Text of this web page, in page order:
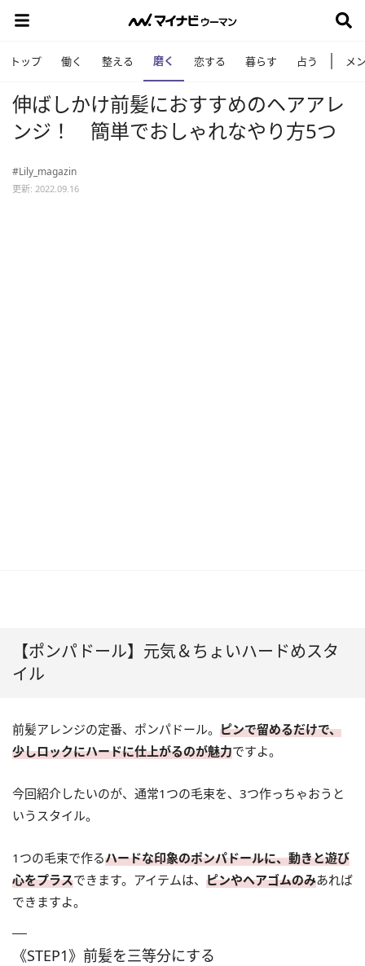
トップ 働く 整える 磨く 恋する 暮らす 占う メ
伸ばしかけ前髪におすすめのヘアアレ
ンジ！ 簡単でおしゃれなやり方5つ
#Lily_magazin
更新: 2022.09.16
【ポンパドール】元気＆ちょいハードめスタ
イル
前髪アレンジの定番、ポンパドール。 ピンで留めるだけで、
少しロックにハードに仕上がるのが魅力ですよ。
今回紹介したいのが、通常1つの毛束を、3つ作っちゃおうと
いうスタイル。
1つの毛束で作るハードな印象のポンパドールに、動きと遊び
心をプラスできます。アイテムは、 ピンやヘアゴムのみあれば
できますよ。
《STEP1》前髪を三等分にする